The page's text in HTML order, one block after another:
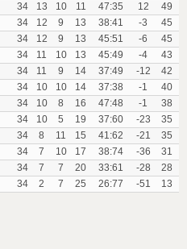
34 13 10 11 47:35 12
49
34 12 9 13 38:41 -3
45
34 12 9 13 45:51 -6
45
34 11 10 13 45:49 -4
43
34 11 9 14 37:49 -12
42
34 10 10 14 37:38 -1
40
34 10 8 16 47:48 -1
38
34 10 5 19 37:60 -23
35
34 8 11 15 41:62 -21
35
34 7 10 17 38:74 -36
31
34 7 7 20 33:61 -28
28
34 2 7 25 26:77 -51 13